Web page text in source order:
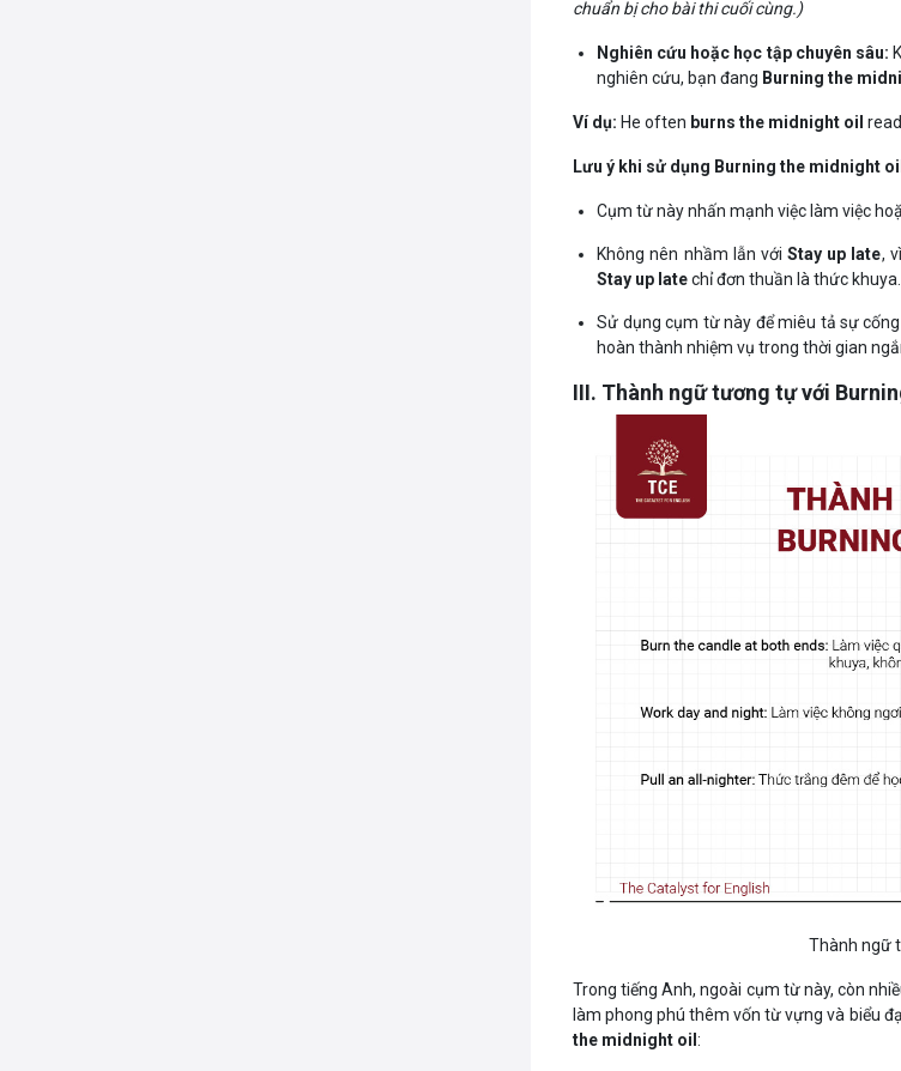
chuẩn bị cho bài thi cuối cùng.)
Nghiên cứu hoặc học tập chuyên sâu:
nghiên cứu, bạn đang Burning the
Ví dụ: He often burns the midnight oil
Lưu ý khi sử dụng Burning the midnight
Cụm từ này nhấn mạnh việc làm việc
Không nên nhầm lẫn vớiStay up late, vì
Stay up latechỉ đơn thuần là thức khuya.
Sử dụng cụm từ này để miêu tả sự
hoàn thành nhiệm vụ trong thời gian
III. Thành ngữ tương tự với
Thành ngữ
Trong tiếng Anh, ngoài cụm từ này, còn
làm phong phú thêm vốn từ vựng và biểu
the midnight oil: